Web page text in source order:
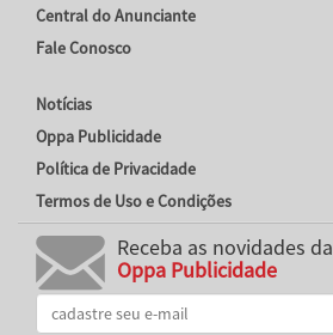
Central do Anunciante
Fale Conosco
Notícias
Oppa Publicidade
Política de Privacidade
Termos de Uso e Condições
Receba as novidades da
Oppa Publicidade